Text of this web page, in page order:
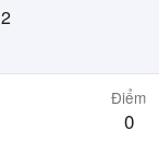
Điểm
0